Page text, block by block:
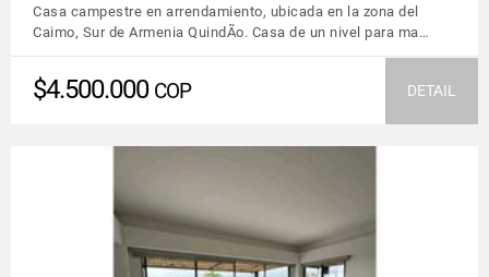
Casa campestre en arrendamiento, ubicada en la zona del
Caimo, Sur de Armenia QuindÃ­o. Casa de un nivel para ma…
$4.500.000 COP DETAIL